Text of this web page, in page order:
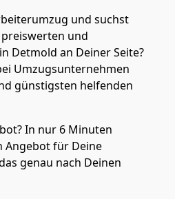
und suchst
und
Detmold an Deiner Seite?
Umzugsunternehmen
günstigsten helfenden
In nur 6 Minuten
Angebot für Deine
genau nach Deinen